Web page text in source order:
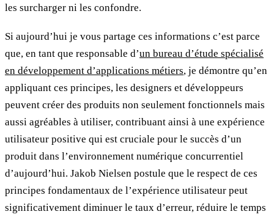
les surcharger ni les confondre.
Si aujourd’hui je vous partage ces informations c’est parce
que, en tant que responsable d’un bureau d’étude spécialisé
en développement d’applications métiers, je démontre qu’en
appliquant ces principes, les designers et développeurs
peuvent créer des produits non seulement fonctionnels mais
aussi agréables à utiliser, contribuant ainsi à une expérience
utilisateur positive qui est cruciale pour le succès d’un
produit dans l’environnement numérique concurrentiel
d’aujourd’hui. Jakob Nielsen postule que le respect de ces
principes fondamentaux de l’expérience utilisateur peut
significativement diminuer le taux d’erreur, réduire le temps